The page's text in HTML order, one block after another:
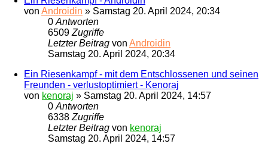
von Androidin » Samstag 20. April 2024, 20:34
0Antworten
6509Zugriffe
Letzter Beitrag von Androidin
Samstag 20. April 2024, 20:34
Ein Riesenkampf - mit dem Entschlossenen und seinen
Freunden - verlustoptimiert - Kenoraj
von kenoraj » Samstag 20. April 2024, 14:57
0Antworten
6338Zugriffe
Letzter Beitrag von kenoraj
Samstag 20. April 2024, 14:57